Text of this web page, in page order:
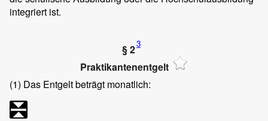
integriert ist.
§ 23
Praktikantenentgelt
(1) Das Entgelt beträgt monatlich: